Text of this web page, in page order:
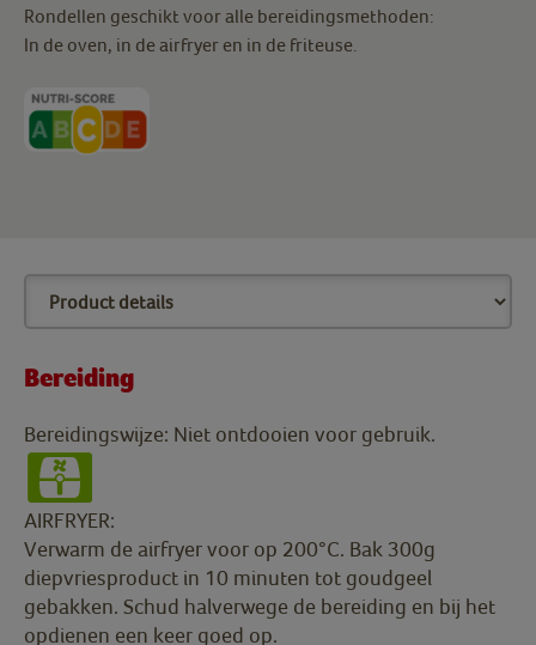
Rondellen geschikt voor alle bereidingsmethoden:
In de oven, in de airfryer en in de friteuse.
Bereiding
Bereidingswijze: Niet ontdooien voor gebruik.
AIRFRYER:
Verwarm de airfryer voor op 200°C. Bak 300g
diepvriesproduct in 10 minuten tot goudgeel
gebakken. Schud halverwege de bereiding en bij het
opdienen een keer goed op.